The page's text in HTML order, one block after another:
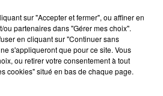
sur "Accepter et fermer", ou affiner en
partenaires dans "Gérer mes choix".
en cliquant sur "Continuer sans
s'appliqueront que pour ce site. Vous
ou retirer votre consentement à tout
cookies" situé en bas de chaque page.